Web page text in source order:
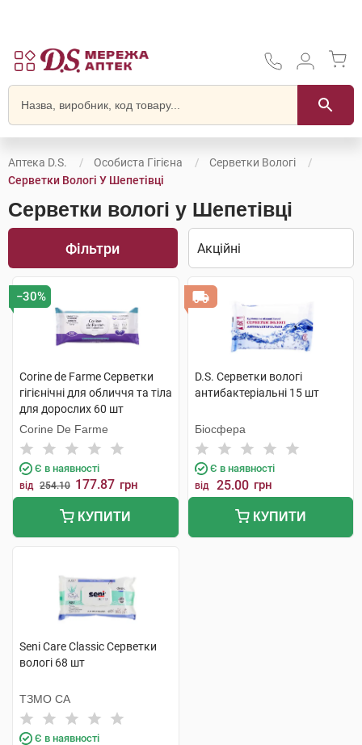
Аптека D.S. Особиста Гігієна
Серветки Вологі
Серветки Вологі У Шепетівці
Серветки вологі у Шепетівці
Фільтри
−30%
Corine de Farme Серветки
гігієнічні для обличчя та тіла
для дорослих 60 шт
Corine De Farme
Є в наявності
від 254.10 177.87 грн
КУПИТИ
D.S. Серветки вологі
антибактеріальні 15 шт
Біосфера
Є в наявності
від 25.00 грн
КУПИТИ
Seni Care Classic Серветки
вологі 68 шт
ТЗМО СА
Є в наявності